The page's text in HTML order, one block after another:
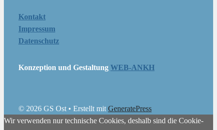
Kontakt
Impressum
Datenschutz
Konzeption und Gestaltung WEB-ANKH
© 2026 GS Ost • Erstellt mit GeneratePress
Wir verwenden nur technische Cookies, deshalb sind die Cookie-